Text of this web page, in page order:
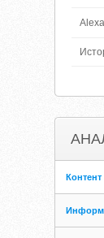
Контент